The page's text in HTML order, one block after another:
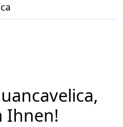
Ihnen!